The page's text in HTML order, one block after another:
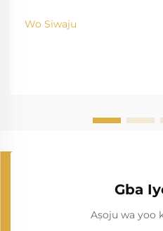
Wo Siwaju
Gba
Aṣoju wa yoo